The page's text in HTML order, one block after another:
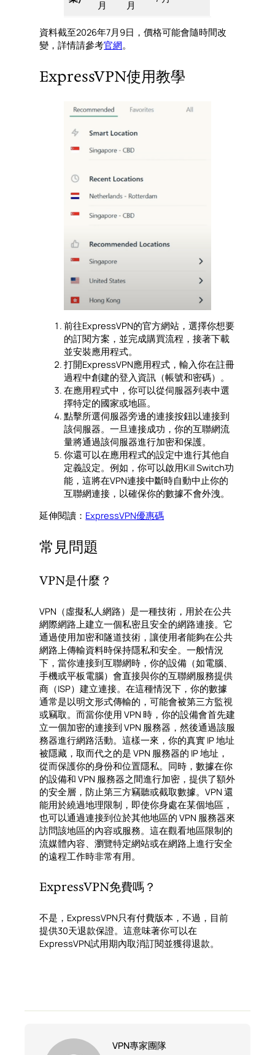
月 月
資料截至2026年7月9日，價格可能會隨時間改
變，詳情請參考官網。
ExpressVPN使用教學
前往ExpressVPN的官方網站，選擇你想要
的訂閱方案，並完成購買流程，接著下載
並安裝應用程式。
打開ExpressVPN應用程式，輸入你在註冊
過程中創建的登入資訊（帳號和密碼）。
在應用程式中，你可以從伺服器列表中選
擇特定的國家或地區。
點擊所選伺服器旁邊的連接按鈕以連接到
該伺服器。一旦連接成功，你的互聯網流
量將通過該伺服器進行加密和保護。
你還可以在應用程式的設定中進行其他自
定義設定。例如，你可以啟用Kill Switch功
能，這將在VPN連接中斷時自動中止你的
互聯網連接，以確保你的數據不會外洩。
延伸閱讀： ExpressVPN優惠碼
常見問題
VPN是什麼？
VPN（虛擬私人網路）是一種技術，用於在公共
網際網路上建立一個私密且安全的網路連接。它
通過使用加密和隧道技術，讓使用者能夠在公共
網路上傳輸資料時保持隱私和安全。一般情況
下，當你連接到互聯網時，你的設備（如電腦、
手機或平板電腦）會直接與你的互聯網服務提供
商（ISP）建立連接。在這種情況下，你的數據
通常是以明文形式傳輸的，可能會被第三方監視
或竊取。而當你使用 VPN 時，你的設備會首先建
立一個加密的連接到 VPN 服務器，然後通過該服
務器進行網路活動。這樣一來，你的真實 IP 地址
被隱藏，取而代之的是 VPN 服務器的 IP 地址，
從而保護你的身份和位置隱私。同時，數據在你
的設備和 VPN 服務器之間進行加密，提供了額外
的安全層，防止第三方竊聽或截取數據。VPN 還
能用於繞過地理限制，即使你身處在某個地區，
也可以通過連接到位於其他地區的 VPN 服務器來
訪問該地區的內容或服務。這在觀看地區限制的
流媒體內容、瀏覽特定網站或在網路上進行安全
的遠程工作時非常有用。
ExpressVPN免費嗎？
不是，ExpressVPN只有付費版本，不過，目前
提供30天退款保證。這意味著你可以在
ExpressVPN試用期內取消訂閱並獲得退款。
VPN專家團隊